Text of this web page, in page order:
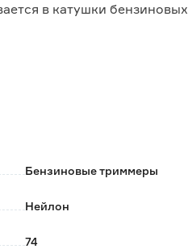
в катушки бензиновых
Бензиновые триммеры
Нейлон
74